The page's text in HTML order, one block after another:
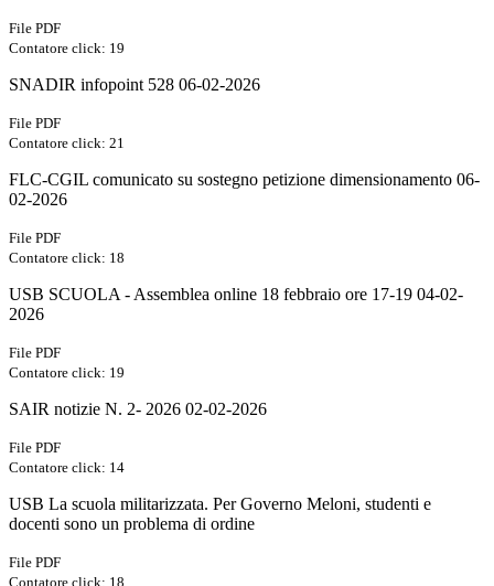
File PDF
Contatore click: 19
SNADIR infopoint 528 06-02-2026
File PDF
Contatore click: 21
FLC-CGIL comunicato su sostegno petizione dimensionamento 06-
02-2026
File PDF
Contatore click: 18
USB SCUOLA - Assemblea online 18 febbraio ore 17-19 04-02-
2026
File PDF
Contatore click: 19
SAIR notizie N. 2- 2026 02-02-2026
File PDF
Contatore click: 14
USB La scuola militarizzata. Per Governo Meloni, studenti e
docenti sono un problema di ordine
File PDF
Contatore click: 18